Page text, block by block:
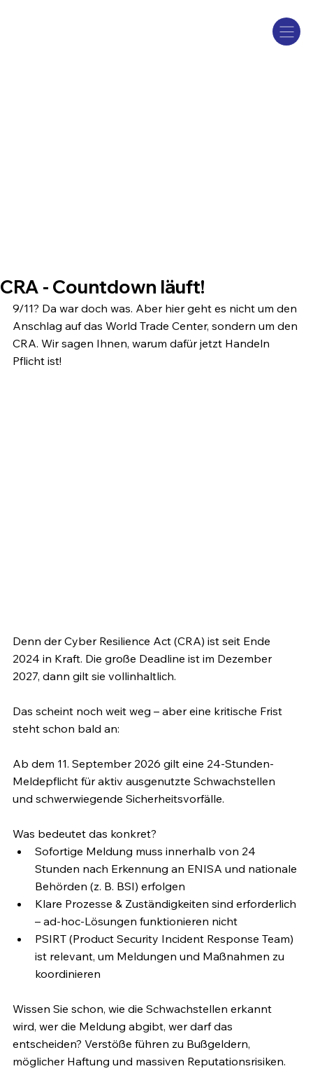
CRA - Countdown läuft!
9/11? Da war doch was. Aber hier geht es nicht um den
Anschlag auf das World Trade Center, sondern um den
CRA. Wir sagen Ihnen, warum dafür jetzt Handeln
Pflicht ist!
Denn der Cyber Resilience Act (CRA) ist seit Ende
2024 in Kraft. Die große Deadline ist im Dezember
2027, dann gilt sie vollinhaltlich.
Das scheint noch weit weg – aber eine kritische Frist
steht schon bald an:
Ab dem 11. September 2026 gilt eine 24-Stunden-
Meldepflicht für aktiv ausgenutzte Schwachstellen
und schwerwiegende Sicherheitsvorfälle.
Was bedeutet das konkret?
Sofortige Meldung muss innerhalb von 24
Stunden nach Erkennung an ENISA und nationale
Behörden (z. B. BSI) erfolgen
Klare Prozesse & Zuständigkeiten sind erforderlich
– ad-hoc-Lösungen funktionieren nicht
PSIRT (Product Security Incident Response Team)
ist relevant, um Meldungen und Maßnahmen zu
koordinieren
Wissen Sie schon, wie die Schwachstellen erkannt
wird, wer die Meldung abgibt, wer darf das
entscheiden? Verstöße führen zu Bußgeldern,
möglicher Haftung und massiven Reputationsrisiken.